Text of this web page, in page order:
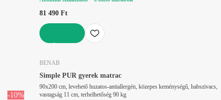
81 490 Ft
-10%
BENAB
Simple PUR gyerek matrac
90x200 cm, levehető huzatos-antiallergén, közepes keménységű, habszivacs,
vastagság 11 cm, terhelhetőség 90 kg